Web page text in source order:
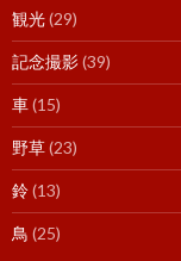
観光(29)
記念撮影(39)
車(15)
野草(23)
鈴(13)
鳥 (25)